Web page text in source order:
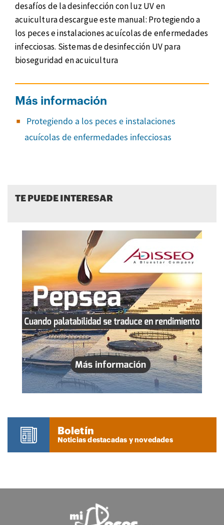
desafíos de la desinfección con luz UV en
acuicultura descargue este manual: Protegiendo a
los peces e instalaciones acuícolas de enfermedades
infecciosas. Sistemas de desinfección UV para
bioseguridad en acuicultura
Más información
Protegiendo a los peces e instalaciones
acuícolas de enfermedades infecciosas
TE PUEDE INTERESAR
Boletín
Noticias destacadas y novedades